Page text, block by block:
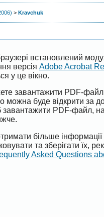
> Kravchuk
встановлений
версія Adobe Acrobat
у це вікно.
завантажити PDF-
можна буде відкрити за
PDF-файл,
більше
та зберігати їх,
Asked Questions